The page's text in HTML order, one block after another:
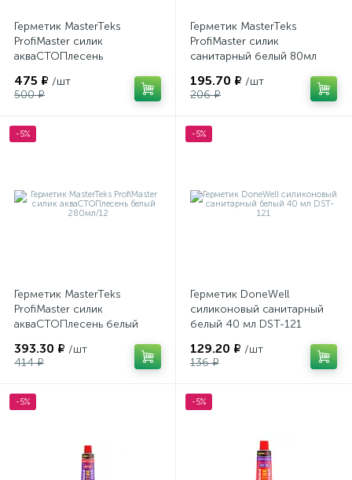
Герметик MasterTeks
ProfiMaster силик
акваСТОПлесень
475 ₽ /шт
500 ₽
Герметик MasterTeks
ProfiMaster силик
санитарный белый 80мл
195.70 ₽ /шт
206 ₽
-5%
Герметик MasterTeks
ProfiMaster силик
акваСТОПлесень белый
393.30 ₽ /шт
414 ₽
-5%
Герметик DoneWell
силиконовый санитарный
белый 40 мл DST-121
129.20 ₽ /шт
136 ₽
-5% -5%